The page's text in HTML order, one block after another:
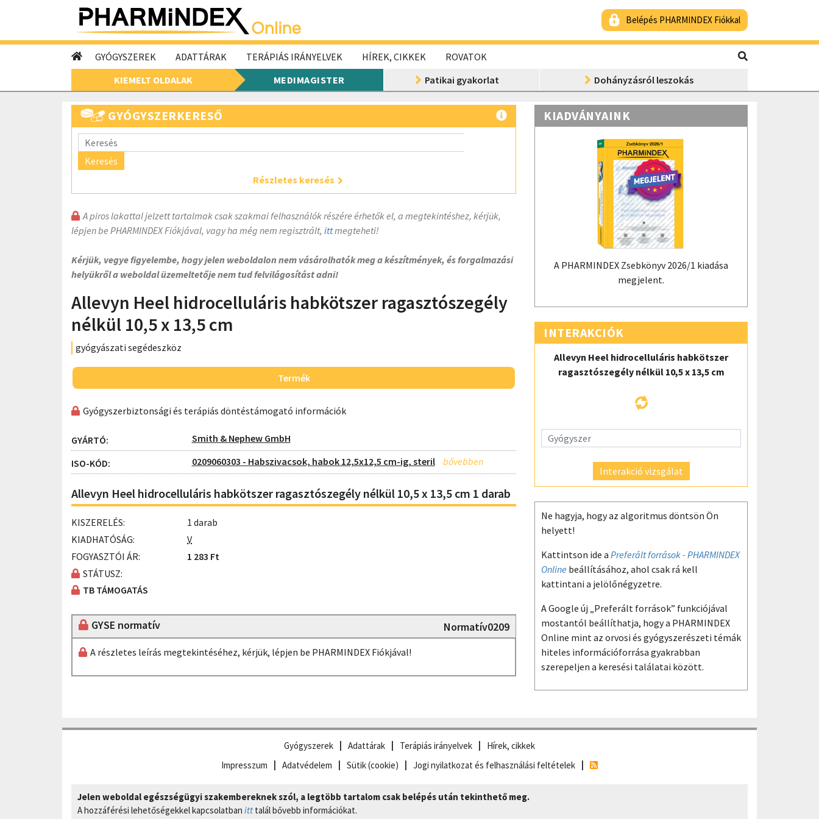
Belépés PHARMINDEX Fiókkal
GYÓGYSZEREK ADATTÁRAK TERÁPIÁS IRÁNYELVEK HÍREK, CIKKEK
ROVATOK
KIEMELT OLDALAK
MEDIMAGISTER Patikai gyakorlat Dohányzásról leszokás
GYÓGYSZERKERESŐ
Keresés
Részletes keresés
A piros lakattal jelzett tartalmak csak szakmai felhasználók részére érhetők el, a megtekintéshez, kérjük,
lépjen be PHARMINDEX Fiókjával, vagy ha még nem regisztrált, ittmegteheti!
Kérjük, vegye figyelembe, hogy jelen weboldalon nem vásárolhatók meg a készítmények, és forgalmazási
helyükről a weboldal üzemeltetője nem tud felvilágosítást adni!
Allevyn Heel hidrocelluláris habkötszer ragasztószegély
nélkül 10,5 x 13,5 cm
gyógyászati segédeszköz
Termék
Gyógyszerbiztonsági és terápiás döntéstámogató információk
GYÁRTÓ: Smith & Nephew GmbH
ISO-KÓD: 0209060303 - Habszivacsok, habok 12,5x12,5 cm-ig, steril
Allevyn Heel hidrocelluláris habkötszer ragasztószegély nélkül 10,5 x 13,5 cm 1 darab
KISZERELÉS:
1 darab
KIADHATÓSÁG:
V
FOGYASZTÓI ÁR:
1 283 Ft
STÁTUSZ:
TB TÁMOGATÁS
GYSE normatív Normatív0209
A részletes leírás megtekintéséhez, kérjük, lépjen be PHARMINDEX Fiókjával!
KIADVÁNYAINK
A PHARMINDEX Zsebkönyv 2026/1 kiadása
megjelent.
INTERAKCIÓK
Allevyn Heel hidrocelluláris habkötszer
ragasztószegély nélkül 10,5 x 13,5 cm
Interakció vizsgálat
Ne hagyja, hogy az algoritmus döntsön Ön
helyett!
Kattintson ide a Preferált források - PHARMINDEX
Online beállításához, ahol csak rá kell
kattintani a jelölőnégyzetre.
A Google új „Preferált források” funkciójával
mostantól beállíthatja, hogy a PHARMINDEX
Online mint az orvosi és gyógyszerészeti témák
hiteles információforrása gyakrabban
szerepeljen a keresési találatai között.
Gyógyszerek Adattárak Terápiás irányelvek
Hírek, cikkek
Impresszum
Adatvédelem Sütik (cookie) Jogi nyilatkozat és felhasználási feltételek
Jelen weboldal egészségügyi szakembereknek szól, a legtöbb tartalom csak belépés után tekinthető meg.
A hozzáférési lehetőségekkel kapcsolatban itt talál bővebb információkat.